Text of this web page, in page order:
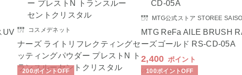
UV
コスメデネット
ナーズ ライトリフレクティングセ
ッティングパウダー プレストN ト
ランスルーセントクリスタル
200ポイントOFF
MTG公式ストア STOREE
MTG ReFa AILE BRUSH
ーズゴールド RS-CD-05A
2,400 ポイント
(ポイント払い限定)
100ポイントOFF